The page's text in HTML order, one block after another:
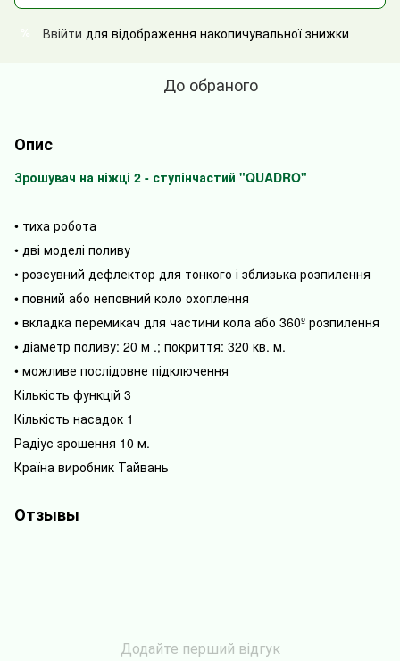
Ввійти для відображення накопичувальної знижки
До обраного
Опис
Зрошувач на ніжці 2 - ступінчастий "QUADRO"
• тиха робота
• дві моделі поливу
• розсувний дефлектор для тонкого і зблизька розпилення
• повний або неповний коло охоплення
• вкладка перемикач для частини кола або 360º розпилення
• діаметр поливу: 20 м .; покриття: 320 кв. м.
• можливе послідовне підключення
Кількість функцій 3
Кількість насадок 1
Радіус зрошення 10 м.
Країна виробник Тайвань
Отзывы
Додайте перший відгук